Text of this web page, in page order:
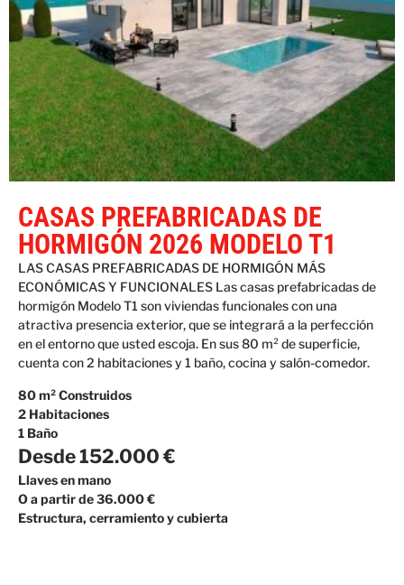
CASAS PREFABRICADAS DE
HORMIGÓN 2026 MODELO T1
LAS CASAS PREFABRICADAS DE HORMIGÓN MÁS
ECONÓMICAS Y FUNCIONALES Las casas prefabricadas de
hormigón Modelo T1 son viviendas funcionales con una
atractiva presencia exterior, que se integrará a la perfección
en el entorno que usted escoja. En sus 80 m² de superficie,
cuenta con 2 habitaciones y 1 baño, cocina y salón-comedor.
80 m² Construidos
2 Habitaciones
1 Baño
Desde 152.000 €
Llaves en mano
O a partir de 36.000 €
Estructura, cerramiento y cubierta